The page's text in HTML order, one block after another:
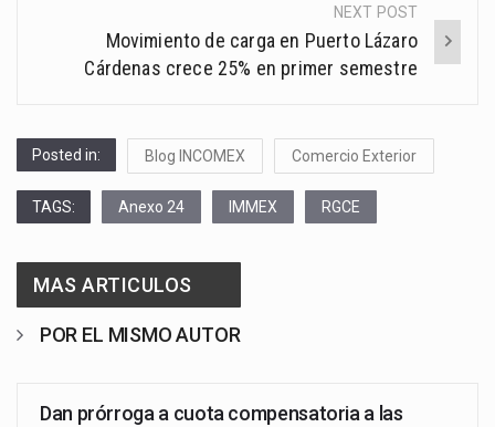
NEXT POST
Movimiento de carga en Puerto Lázaro
Cárdenas crece 25% en primer semestre
Posted in: Blog INCOMEX Comercio Exterior
TAGS: Anexo 24 IMMEX RGCE
MAS ARTICULOS
POR EL MISMO AUTOR
Dan prórroga a cuota compensatoria a las